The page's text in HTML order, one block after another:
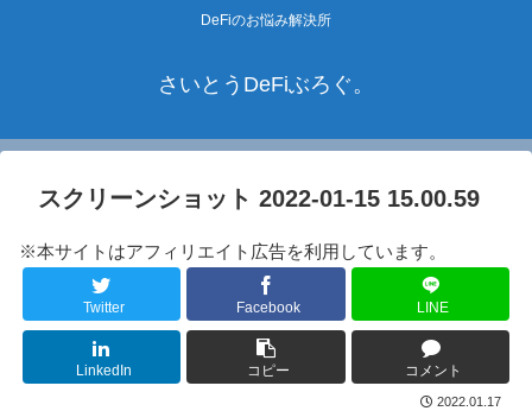
DeFiのお悩み解決所
さいとうDeFiぶろぐ。
スクリーンショット 2022-01-15 15.00.59
※本サイトはアフィリエイト広告を利用しています。
Twitter Facebook LINE
LinkedIn コピー コメント
2022.01.17